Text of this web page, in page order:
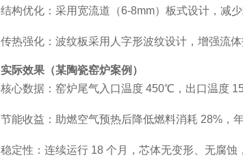
结构优化：采用宽流道（6-8mm）板式设计，减
传热强化：波纹板采用人字形波纹设计，增强流
实际效果（某陶瓷窑炉案例）
核心数据：窑炉尾气入口温度 450℃，出口温度
节能收益：助燃空气预热后降低燃料消耗 28%，
稳定性：连续运行 18 个月，芯体无变形、无腐蚀